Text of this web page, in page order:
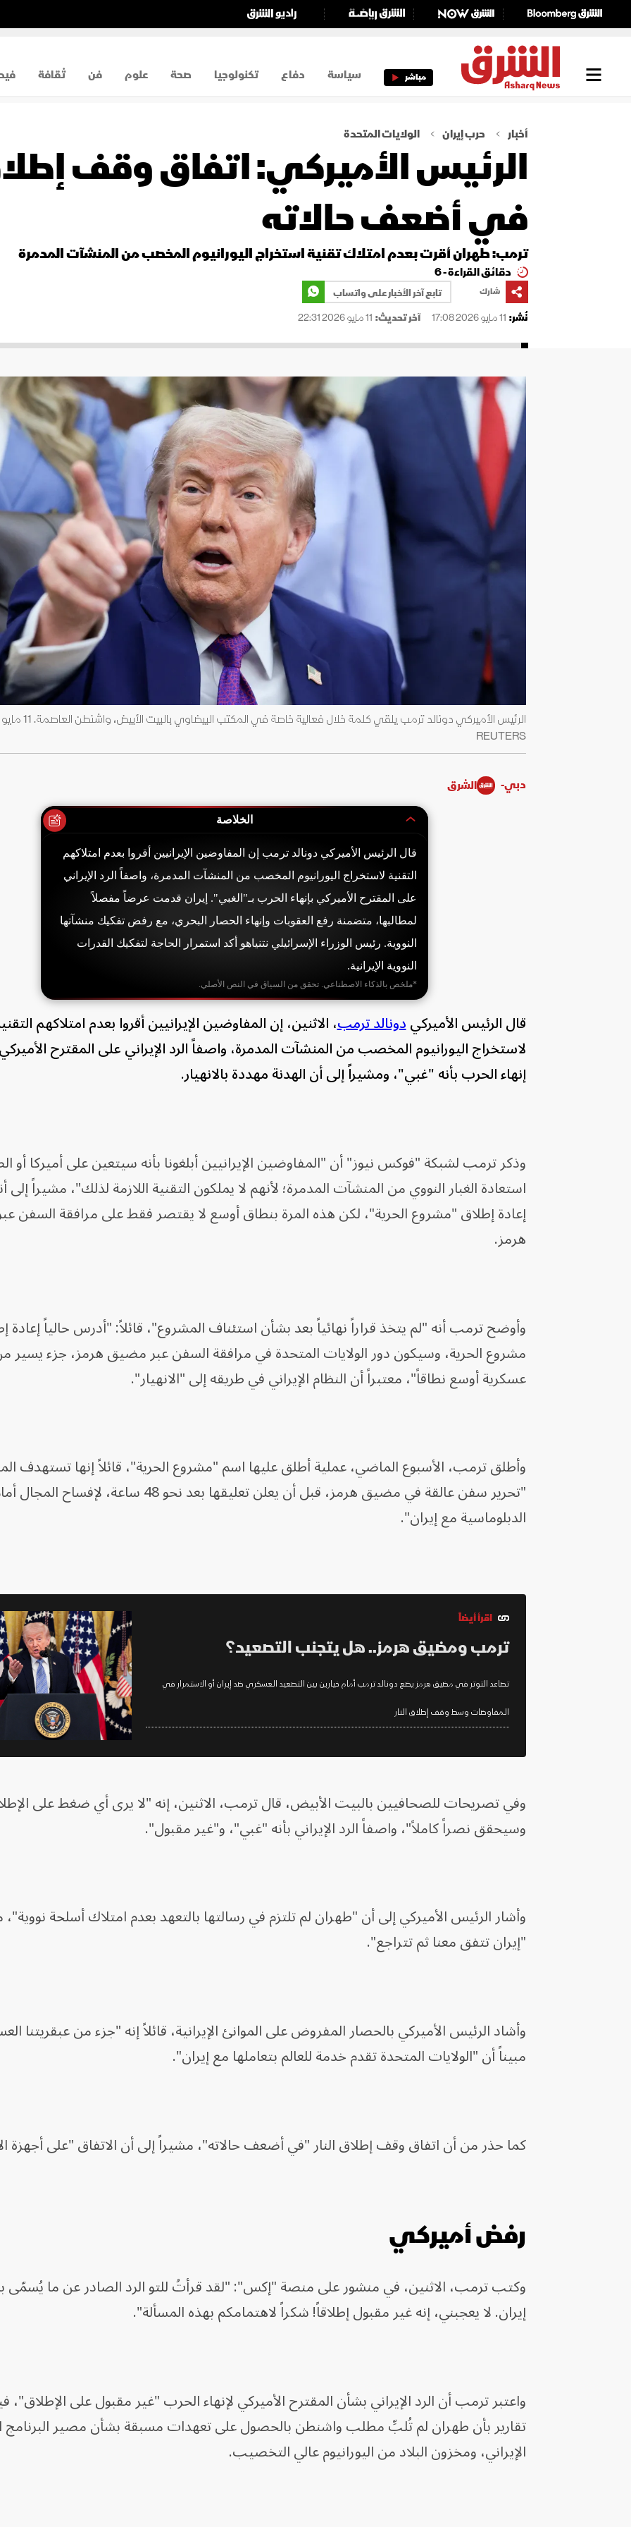
مباشر سياسة دفاع تكنولوجيا صحة علوم فن ثقافة
أخبار حرب إيران الولايات المتحدة
الرئيس الأميركي: اتفاق وقف
في أضعف حالاته
ترمب: طهران أقرت بعدم امتلاك تقنية استخراج اليورانيوم المخصب من المنشآت المدمرة
دقائق القراءة - 6
شارك
تابع آخر الأخبار على واتساب
نُشر: 11 مايو 2026 17:08 آخر تحديث: 11 مايو 2026 22:31
REUTERS
دبي- الشرق
الخلاصة
قال الرئيس الأميركي دونالد ترمب إن المفاوضين الإيرانيين أقروا بعدم امتلاكهم
التقنية لاستخراج اليورانيوم المخصب من المنشآت المدمرة، واصفاً الرد الإيراني
على المقترح الأميركي بإنهاء الحرب بـ"الغبي". إيران قدمت عرضاً مفصلاً
لمطالبها، متضمنة رفع العقوبات وإنهاء الحصار البحري، مع رفض تفكيك منشآتها
النووية. رئيس الوزراء الإسرائيلي نتنياهو أكد استمرار الحاجة لتفكيك القدرات
النووية الإيرانية.
*ملخص بالذكاء الاصطناعي. تحقق من السياق في النص الأصلي.
قال الرئيس الأميركيدونالد ترمب، الاثنين، إن المفاوضين الإيرانيين أقروا بعدم امتلاكهم
لاستخراج اليورانيوم المخصب من المنشآت المدمرة، واصفاً الرد الإيراني على المقترح
إنهاء الحرب بأنه "غبي"، ومشيراً إلى أن الهدنة مهددة بالانهيار.
وذكر ترمب لشبكة "فوكس نيوز" أن "المفاوضين الإيرانيين أبلغونا بأنه سيتعين على أميركا أو
استعادة الغبار النووي من المنشآت المدمرة؛ لأنهم لا يملكون التقنية اللازمة لذلك"، مشيراً
إعادة إطلاق "مشروع الحرية"، لكن هذه المرة بنطاق أوسع لا يقتصر فقط على مرافقة السفن
هرمز.
وأوضح ترمب أنه "لم يتخذ قراراً نهائياً بعد بشأن استئناف المشروع"، قائلاً: "أدرس حالياً إعادة
مشروع الحرية، وسيكون دور الولايات المتحدة في مرافقة السفن عبر مضيق هرمز، جزء يسير
عسكرية أوسع نطاقاً"، معتبراً أن النظام الإيراني في طريقه إلى "الانهيار".
وأطلق ترمب، الأسبوع الماضي، عملية أطلق عليها اسم "مشروع الحرية"، قائلاً إنها تستهدف
"تحرير سفن عالقة في مضيق هرمز، قبل أن يعلن تعليقها بعد نحو 48 ساعة، لإفساح
الدبلوماسية مع إيران".
اقرأ أيضاً
ترمب ومضيق هرمز.. هل يتجنب التصعيد؟
تصاعد التوتر في مضيق هرمز يضع دونالد ترمب أمام خيارين بين التصعيد العسكري ضد إيران أو الاستمرار في
المفاوضات وسط وقف إطلاق النار
وفي تصريحات للصحافيين بالبيت الأبيض، قال ترمب، الاثنين، إنه "لا يرى أي ضغط على
وسيحقق نصراً كاملاً"، واصفاً الرد الإيراني بأنه "غبي"، و"غير مقبول".
وأشار الرئيس الأميركي إلى أن "طهران لم تلتزم في رسالتها بالتعهد بعدم امتلاك أسلحة
"إيران تتفق معنا ثم تتراجع".
وأشاد الرئيس الأميركي بالحصار المفروض على الموانئ الإيرانية، قائلاً إنه "جزء من عبقريتنا
مبيناً أن "الولايات المتحدة تقدم خدمة للعالم بتعاملها مع إيران".
كما حذر من أن اتفاق وقف إطلاق النار "في أضعف حالاته"، مشيراً إلى أن الاتفاق "على أجهزة
رفض أميركي
وكتب ترمب، الاثنين، في منشور على منصة "إكس": "لقد قرأتُ للتو الرد الصادر عن ما يُسمّى
إيران. لا يعجبني، إنه غير مقبول إطلاقاً! شكراً لاهتمامكم بهذه المسألة".
واعتبر ترمب أن الرد الإيراني بشأن المقترح الأميركي لإنهاء الحرب "غير مقبول على الإطلاق"،
تقارير بأن طهران لم تُلبِّ مطلب واشنطن بالحصول على تعهدات مسبقة بشأن مصير البرنامج
الإيراني، ومخزون البلاد من اليورانيوم عالي التخصيب.